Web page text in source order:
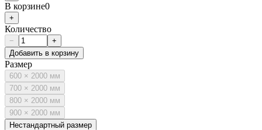
В корзине0
+
Количество
−
+
Добавить в корзину
Размер
600 × 2000 мм
700 × 2000 мм
800 × 2000 мм
900 × 2000 мм
Нестандартный размер